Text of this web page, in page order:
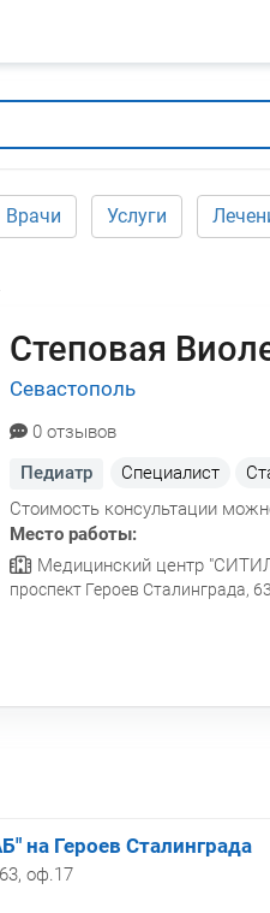
Врачи Услуги
Степовая
Севастополь
0 отзывов
Педиатр
Специалист
Стоимость консультации
Место работы:
Медицинский центр
проспект Героев Сталинграда,
на Героев Сталинграда
оф.17